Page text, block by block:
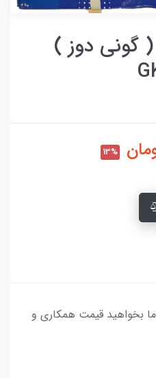
گونی دوز )
13%
ما بخواهید قیمت همکاری و